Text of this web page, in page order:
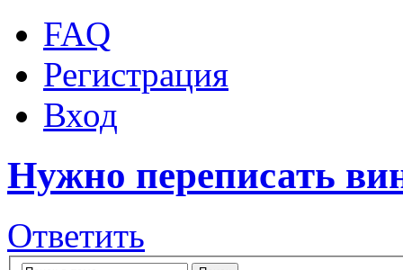
FAQ
Регистрация
Вход
Нужно переписать
Ответить